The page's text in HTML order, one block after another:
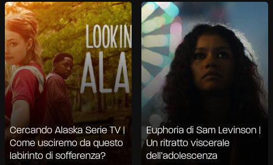
Cercando Alaska Serie TV |
Come usciremo da questo
labirinto di sofferenza?
Euphoria di Sam Levinson |
Un ritratto viscerale
dell’adolescenza